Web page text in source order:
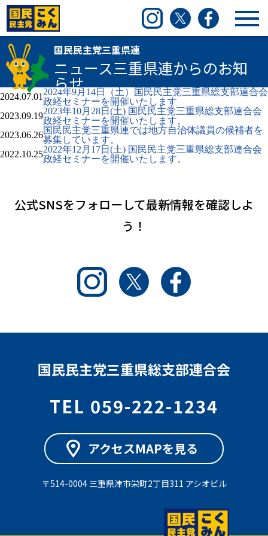
国民民主党三重県連 InstagramTwitter Facebook
国民民主党三重県連
ニュース三重県連からのお知
らせ
2024.07.01 2024年9月14日（土）国民民主党三重県総支部連合会
政経セミナーを開催いたします
2023.09.192023年10月28日(土) 国民民主党三重県総支部連合会
政経セミナーを開催いたします。
2023.06.26国民民主党三重県連では地方自治体議員の候補者を
募集しています。
2022.10.252022年12月17日(土) 国民民主党三重県総支部連合会
政経セミナーを開催いたします。
公式SNSをフォローして最新情報を確認しよ
う！
Instagram Twitter
国民民主党三重県総支部連合会
TEL 059-222-1234
アクセスMAPを見る
〒514-0004 三重県津市栄町2丁目311 アシオビル